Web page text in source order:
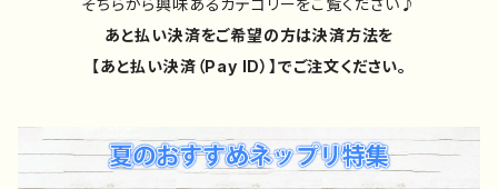
そちらから興味あるカテゴリーをご覧ください♪
あと払い決済をご希望の方は決済方法を
【あと払い決済（Pay ID）】でご注文ください。